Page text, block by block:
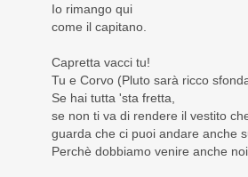
Io rimango qui
come il capitano.
Capretta vacci tu!
Tu e Corvo (Pluto sarà ricco
Se hai tutta 'sta fretta,
se non ti va di rendere il vestito
guarda che ci puoi andare anche
Perchè dobbiamo venire anche